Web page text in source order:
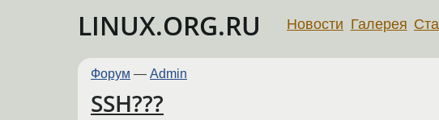
LINUX.ORG.RU Новости Галерея
Форум — Admin
SSH???